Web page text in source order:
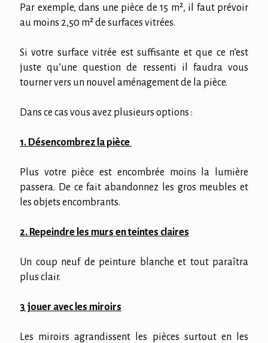
Par exemple, dans une pièce de 15 m², il faut prévoir
au moins 2,50 m² de surfaces vitrées.
Si votre surface vitrée est suffisante et que ce n’est
juste qu’une question de ressenti il faudra vous
tourner vers un nouvel aménagement de la pièce.
Dans ce cas vous avez plusieurs options :
1. Désencombrez la pièce
Plus votre pièce est encombrée moins la lumière
passera. De ce fait abandonnez les gros meubles et
les objets encombrants.
2. Repeindre les murs en teintes claires
Un coup neuf de peinture blanche et tout paraîtra
plus clair.
3 jouer avec les miroirs
Les miroirs agrandissent les pièces surtout en les